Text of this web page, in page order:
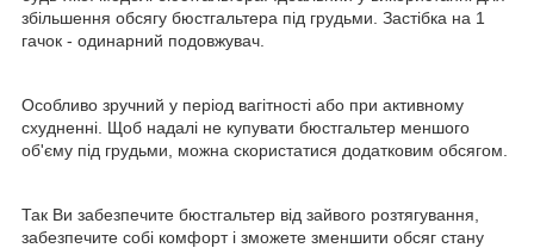
збільшення обсягу бюстгальтера під грудьми. Застібка на 1
гачок - одинарний подовжувач.
Особливо зручний у період вагітності або при активному
схудненні. Щоб надалі не купувати бюстгальтер меншого
об'єму під грудьми, можна скористатися додатковим обсягом.
Так Ви забезпечите бюстгальтер від зайвого розтягування,
забезпечите собі комфорт і зможете зменшити обсяг стану